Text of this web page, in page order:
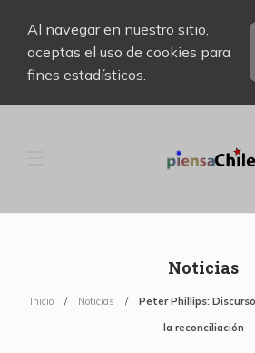
Al navegar en nuestro sitio,
aceptas el uso de cookies para
fines estadísticos.
Noticias
Inicio Noticias Peter Phillips:
la reconciliación